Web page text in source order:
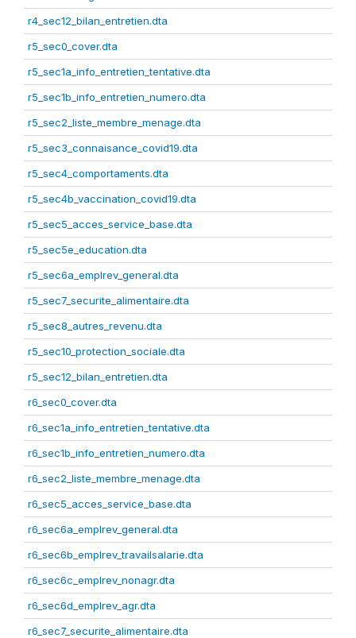
r4_sec12_bilan_entretien.dta
r5_sec0_cover.dta
r5_sec1a_info_entretien_tentative.dta
r5_sec1b_info_entretien_numero.dta
r5_sec2_liste_membre_menage.dta
r5_sec3_connaisance_covid19.dta
r5_sec4_comportaments.dta
r5_sec4b_vaccination_covid19.dta
r5_sec5_acces_service_base.dta
r5_sec5e_education.dta
r5_sec6a_emplrev_general.dta
r5_sec7_securite_alimentaire.dta
r5_sec8_autres_revenu.dta
r5_sec10_protection_sociale.dta
r5_sec12_bilan_entretien.dta
r6_sec0_cover.dta
r6_sec1a_info_entretien_tentative.dta
r6_sec1b_info_entretien_numero.dta
r6_sec2_liste_membre_menage.dta
r6_sec5_acces_service_base.dta
r6_sec6a_emplrev_general.dta
r6_sec6b_emplrev_travailsalarie.dta
r6_sec6c_emplrev_nonagr.dta
r6_sec6d_emplrev_agr.dta
r6_sec7_securite_alimentaire.dta